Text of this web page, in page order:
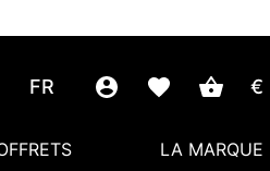
FR €
LA MARQUE